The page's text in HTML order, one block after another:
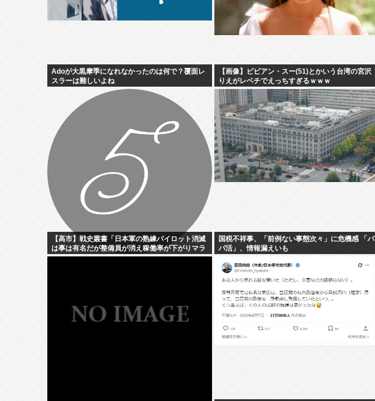
Adoが大黒摩季になれなかったのは何で？覆面レ
スラーは難しいよね
【画像】ビビアン・スー(51)とかいう台湾の宮沢
りえがレベチでえっちすぎるｗｗｗ
【高市】戦史叢書「日本軍の熟練パイロット消滅
は事は有名だが整備員が消え稼働率が下がりマラ
リアのパイロットがフラフラで飛ばしてた」
国税不祥事、「前例ない事態次々」に危機感 「パ
パ活」、情報漏えいも